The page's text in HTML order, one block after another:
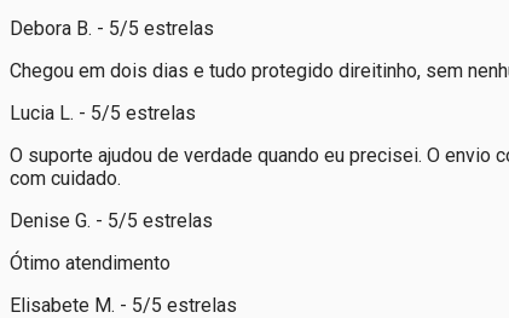
Debora B. - 5/5 estrelas
Chegou em dois dias e tudo protegido direitinho, sem
Lucia L. - 5/5 estrelas
O suporte ajudou de verdade quando eu precisei. O
com cuidado.
Denise G. - 5/5 estrelas
Ótimo atendimento
Elisabete M. - 5/5 estrelas